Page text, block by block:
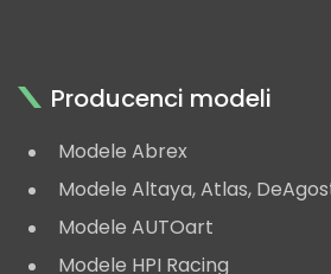
Producenci modeli
Modele Abrex
Modele Altaya, Atlas,
Modele AUTOart
Modele HPI Racing